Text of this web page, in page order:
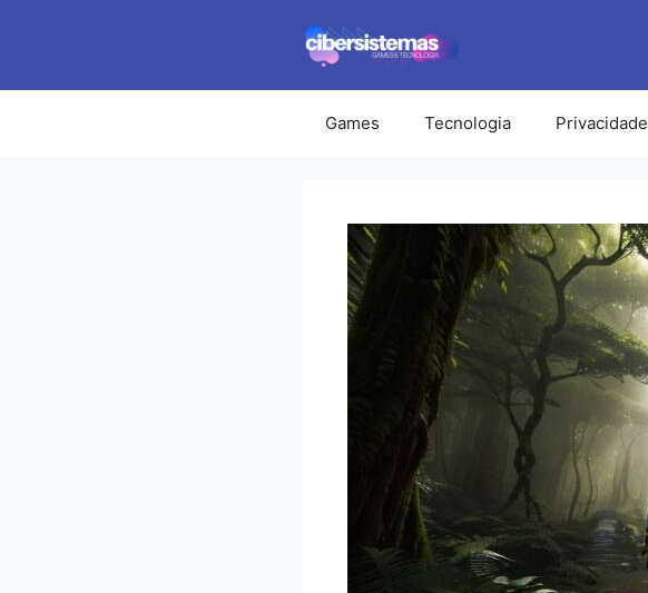
conteúdo
Games Tecnologia Privacidade